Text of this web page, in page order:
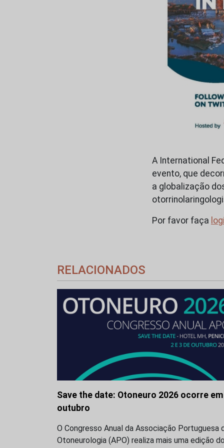
A International
evento, que
a globalização
Por favor faça
RELACIONADOS
Save the date: Otoneuro 2026 ocorre em
outubro
O Congresso Anual da Associação Portuguesa
Otoneurologia (APO) realiza mais uma edição do